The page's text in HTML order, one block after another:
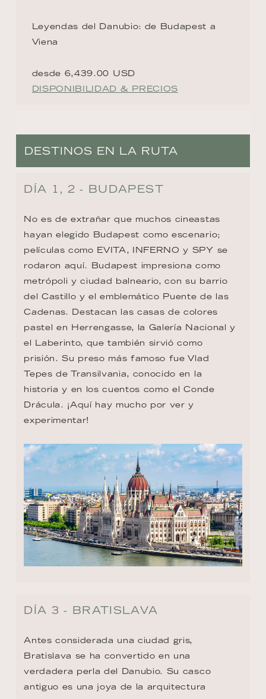
Leyendas del Danubio: de Budapest a
Viena
desde 6,439.00 USD
DISPONIBILIDAD & PRECIOS
DESTINOS EN LA RUTA
DÍA 1, 2 - BUDAPEST
No es de extrañar que muchos cineastas
hayan elegido Budapest como escenario;
películas como EVITA, INFERNO y SPY se
rodaron aquí. Budapest impresiona como
metrópoli y ciudad balneario, con su barrio
del Castillo y el emblemático Puente de las
Cadenas. Destacan las casas de colores
pastel en Herrengasse, la Galería Nacional y
el Laberinto, que también sirvió como
prisión. Su preso más famoso fue Vlad
Tepes de Transilvania, conocido en la
historia y en los cuentos como el Conde
Drácula. ¡Aquí hay mucho por ver y
experimentar!
DÍA 3 - BRATISLAVA
Antes considerada una ciudad gris,
Bratislava se ha convertido en una
verdadera perla del Danubio. Su casco
antiguo es una joya de la arquitectura